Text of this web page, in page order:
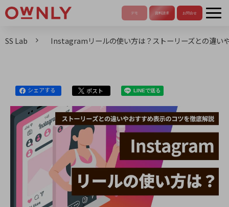
SS Lab Instagramリールの使い方は？ストーリーズとの違い
シェアする ポスト LINEで送る